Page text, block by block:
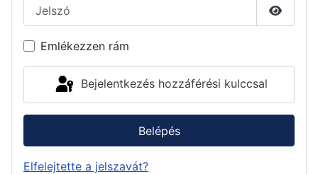
Jelszó
Emlékezzen rám
Bejelentkezés hozzáférési kulccsal
Belépés
Elfelejtette a jelszavát?